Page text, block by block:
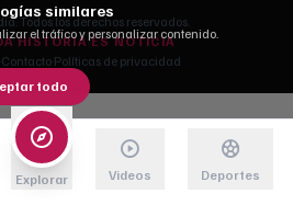
Todos los derechos reservados.
HISTORIA ES NOTICIA
Contacto· Políticas de privacidad
similares
el tráfico y personalizar contenido.
todo
Explorar Videos Deportes